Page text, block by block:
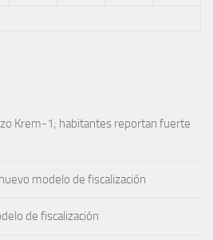
Krem-1; habitantes reportan fuerte
modelo de fiscalización
de fiscalización